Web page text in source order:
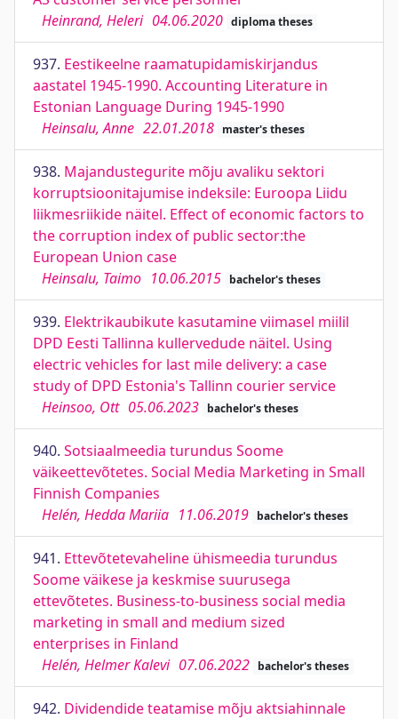
Heinrand, Heleri 04.06.2020 diploma theses
937. Eestikeelne raamatupidamiskirjandus
aastatel 1945-1990. Accounting Literature in
Estonian Language During 1945-1990
Heinsalu, Anne 22.01.2018 master's theses
938. Majandustegurite mõju avaliku sektori
korruptsioonitajumise indeksile: Euroopa Liidu
liikmesriikide näitel. Effect of economic factors to
the corruption index of public sector:the
European Union case
Heinsalu, Taimo 10.06.2015 bachelor's theses
939. Elektrikaubikute kasutamine viimasel miilil
DPD Eesti Tallinna kullervedude näitel. Using
electric vehicles for last mile delivery: a case
study of DPD Estonia's Tallinn courier service
Heinsoo, Ott 05.06.2023 bachelor's theses
940. Sotsiaalmeedia turundus Soome
väikeettevõtetes. Social Media Marketing in Small
Finnish Companies
Helén, Hedda Mariia 11.06.2019 bachelor's theses
941. Ettevõtetevaheline ühismeedia turundus
Soome väikese ja keskmise suurusega
ettevõtetes. Business-to-business social media
marketing in small and medium sized
enterprises in Finland
Helén, Helmer Kalevi 07.06.2022 bachelor's theses
942. Dividendide teatamise mõju aktsiahinnale